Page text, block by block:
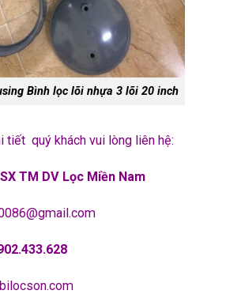
Bình lọc lõi nhựa 3 lõi 20 inch
tiết quý khách vui lòng liên hệ:
TM DV Lọc Miền Nam